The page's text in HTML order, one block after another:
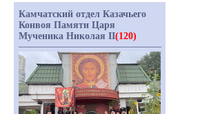
Камчатский отдел Казачьего
Конвоя Памяти Царя
Мученика Николая II(120)